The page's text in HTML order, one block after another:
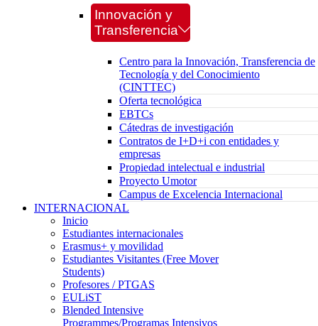
Innovación y
Transferencia
Centro para la Innovación, Transferencia de
Tecnología y del Conocimiento
(CINTTEC)
Oferta tecnológica
EBTCs
Cátedras de investigación
Contratos de I+D+i con entidades y
empresas
Propiedad intelectual e industrial
Proyecto Umotor
Campus de Excelencia Internacional
INTERNACIONAL
Inicio
Estudiantes internacionales
Erasmus+ y movilidad
Estudiantes Visitantes (Free Mover
Students)
Profesores / PTGAS
EULiST
Blended Intensive
Programmes/Programas Intensivos